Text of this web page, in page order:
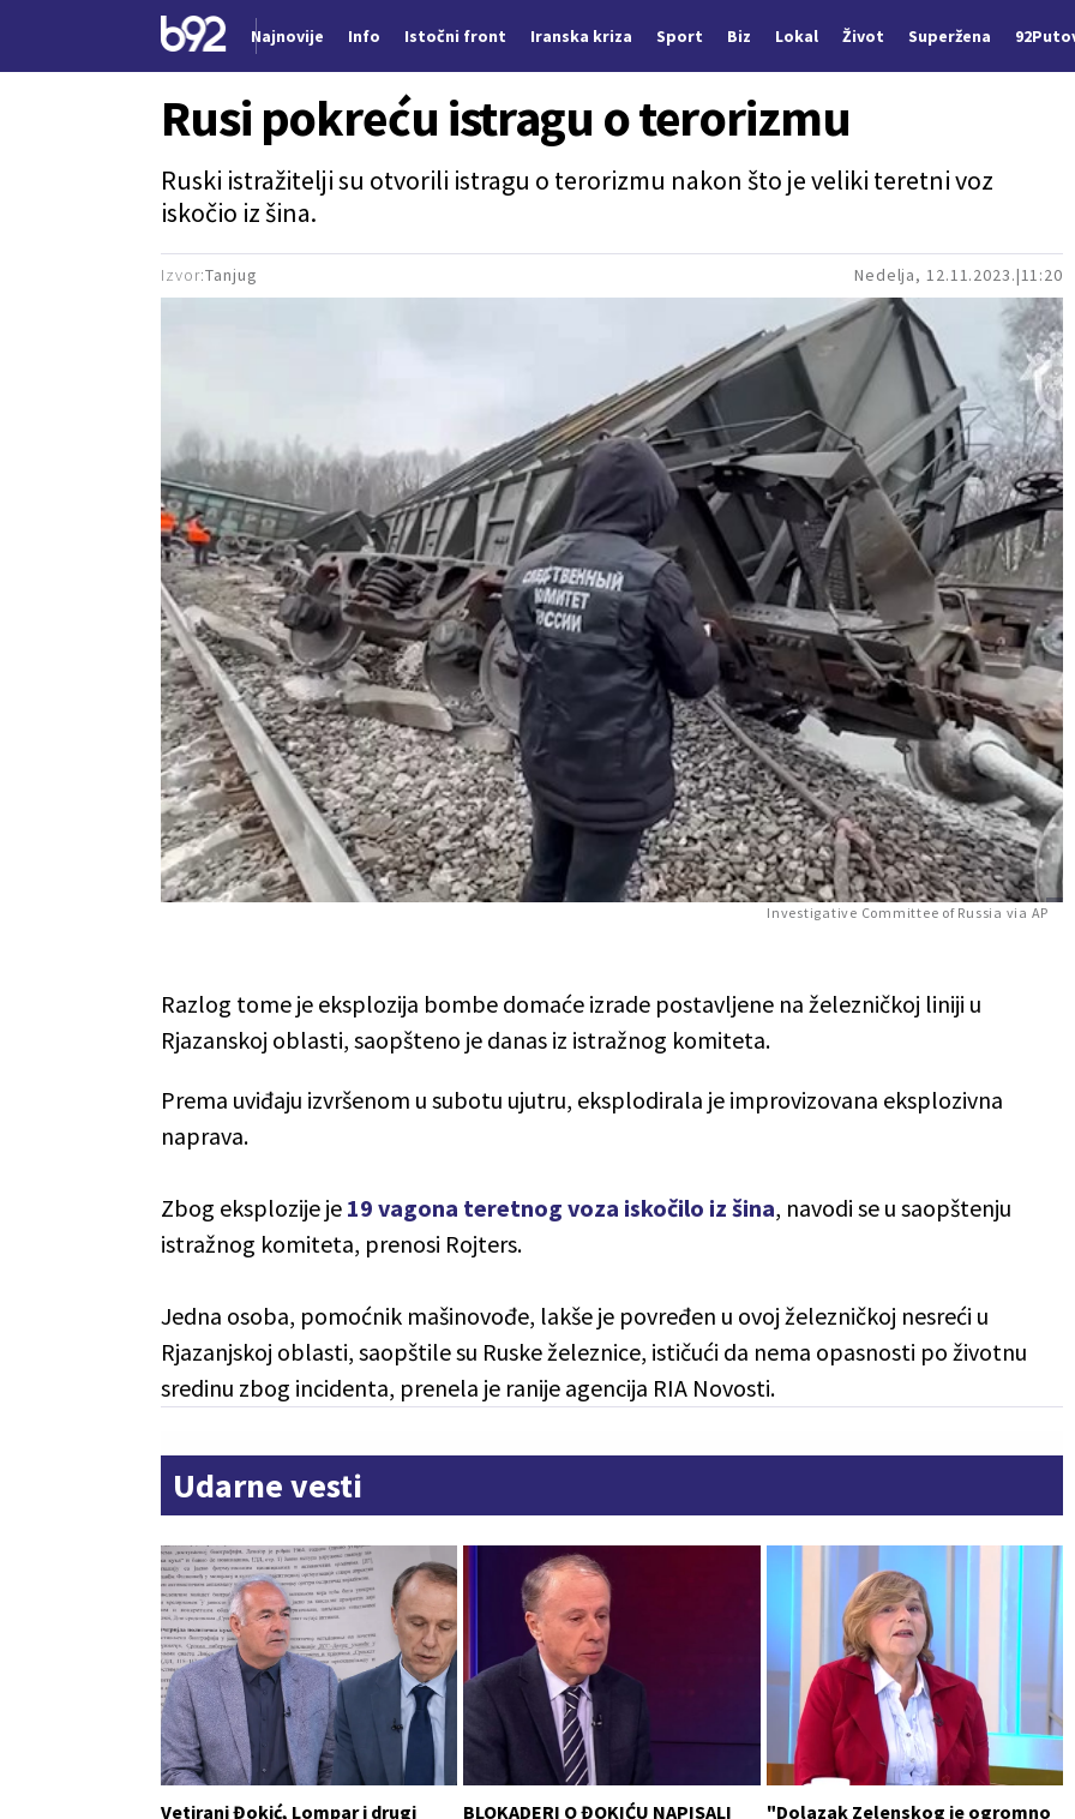
Najnovije Info Istočni front Iranska kriza Sport Biz Lokal Život Superžena
Nedelja, 12.11.2023. 11:20
Rusi pokreću istragu o terorizmu
Ruski istražitelji su otvorili istragu o terorizmu nakon što je veliki teretni voz
iskočio iz šina.
Izvor:Tanjug
Investigative Committee of Russia via AP
Razlog tome je eksplozija bombe domaće izrade postavljene na železničkoj liniji u
Rjazanskoj oblasti, saopšteno je danas iz istražnog komiteta.
Prema uviđaju izvršenom u subotu ujutru, eksplodirala je improvizovana eksplozivna
naprava.
Zbog eksplozije je 19 vagona teretnog voza iskočilo iz šina, navodi se u saopštenju
istražnog komiteta, prenosi Rojters.
Jedna osoba, pomoćnik mašinovođe, lakše je povređen u ovoj železničkoj nesreći u
Rjazanjskoj oblasti, saopštile su Ruske železnice, ističući da nema opasnosti po životnu
sredinu zbog incidenta, prenela je ranije agencija RIA Novosti.
Udarne vesti
Vetirani Đokić, Lompar i drugi
BLOKADERI O ĐOKIĆU NAPISALI
"Dolazak Zelenskog je ogromno